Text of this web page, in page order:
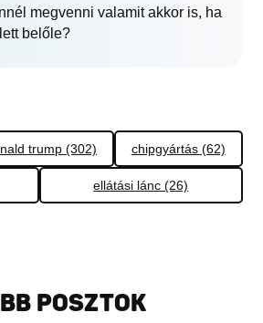
megvenni valamit akkor is, ha
belőle?
trump (302) chipgyártás (62)
ellátási lánc (26)
POSZTOK